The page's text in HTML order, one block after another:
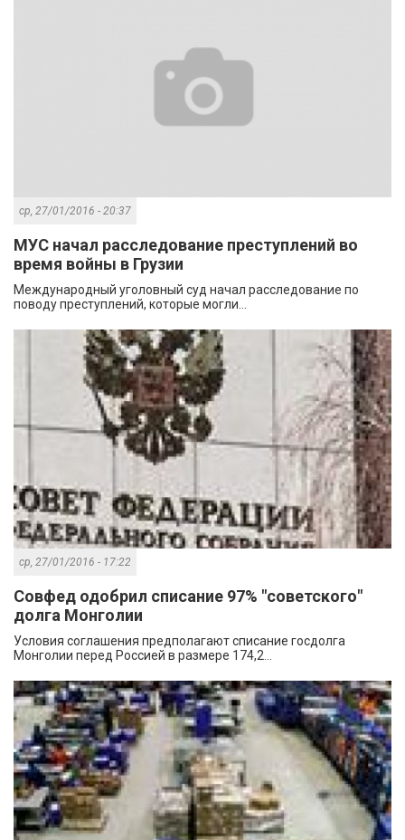
ср, 27/01/2016 - 20:37
МУС начал расследование преступлений во
время войны в Грузии
Международный уголовный суд начал расследование по
поводу преступлений, которые могли...
ср, 27/01/2016 - 17:22
Совфед одобрил списание 97% "советского"
долга Монголии
Условия соглашения предполагают списание госдолга
Монголии перед Россией в размере 174,2...